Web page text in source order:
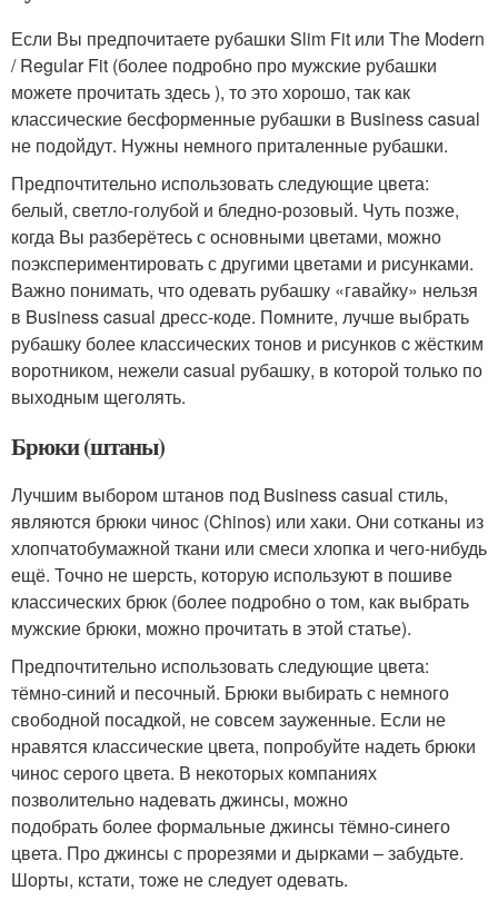
Если Вы предпочитаете рубашки Slim Fit или The Modern
/ Regular Fit (более подробно про мужские рубашки
можете прочитать здесь ), то это хорошо, так как
классические бесформенные рубашки в Business casual
не подойдут. Нужны немного приталенные рубашки.
Предпочтительно использовать следующие цвета:
белый, светло-голубой и бледно-розовый. Чуть позже,
когда Вы разберётесь с основными цветами, можно
поэкспериментировать с другими цветами и рисунками.
Важно понимать, что одевать рубашку «гавайку» нельзя
в Business casual дресс-коде. Помните, лучше выбрать
рубашку более классических тонов и рисунков c жёстким
воротником, нежели casual рубашку, в которой только по
выходным щеголять.
Брюки (штаны)
Лучшим выбором штанов под Business casual стиль,
являются брюки чинос (Chinos) или хаки. Они сотканы из
хлопчатобумажной ткани или смеси хлопка и чего-нибудь
ещё. Точно не шерсть, которую используют в пошиве
классических брюк (более подробно о том, как выбрать
мужские брюки, можно прочитать в этой статье).
Предпочтительно использовать следующие цвета:
тёмно-синий и песочный. Брюки выбирать с немного
свободной посадкой, не совсем зауженные. Если не
нравятся классические цвета, попробуйте надеть брюки
чинос серого цвета. В некоторых компаниях
позволительно надевать джинсы, можно
подобрать более формальные джинсы тёмно-синего
цвета. Про джинсы с прорезями и дырками – забудьте.
Шорты, кстати, тоже не следует одевать.